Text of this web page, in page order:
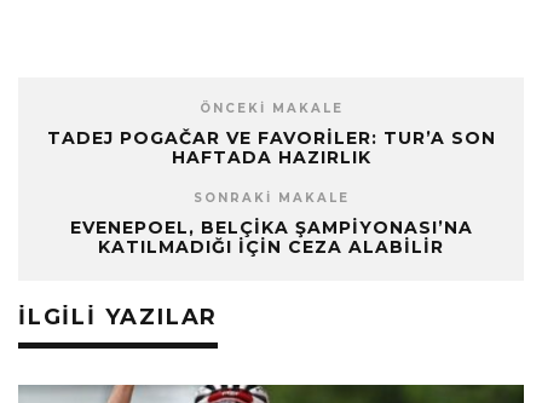
ÖNCEKI MAKALE
TADEJ POGAČAR VE FAVORILER: TUR’A SON
HAFTADA HAZIRLIK
SONRAKI MAKALE
EVENEPOEL, BELÇIKA ŞAMPIYONASI’NA
KATILMADIĞI İÇIN CEZA ALABILIR
İLGILI YAZILAR